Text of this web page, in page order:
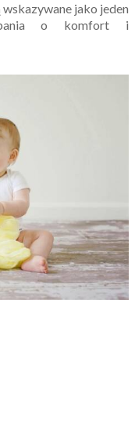
jako jeden
o komfort i